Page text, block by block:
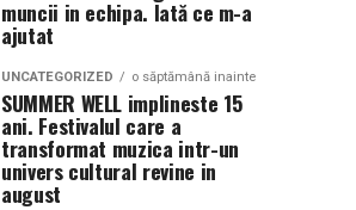
muncii in echipa. Iată ce m-a
ajutat
UNCATEGORIZED o săptămână inainte
SUMMER WELL implineste 15
ani. Festivalul care a
transformat muzica intr-un
univers cultural revine in
august